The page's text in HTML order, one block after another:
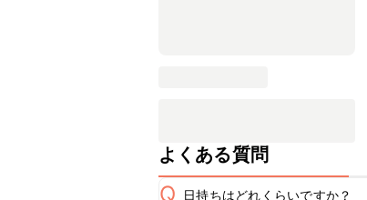
よくある質問
Q 日持ちはどれくらいですか？